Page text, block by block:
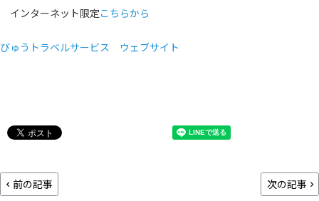
インターネット限定こちらから
びゅうトラベルサービス ウェブサイト
前の記事 次の記事